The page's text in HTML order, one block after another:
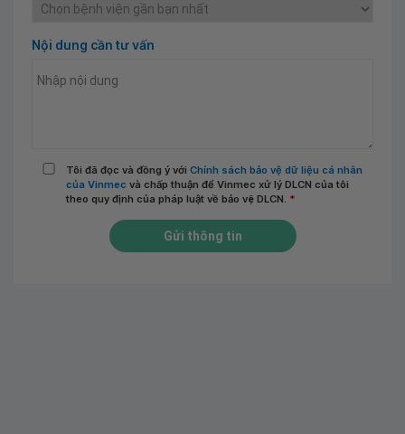
Nội dung cần tư vấn
Tôi đã đọc và đồng ý với Chính sách bảo vệ dữ liệu cá nhân
của Vinmec và chấp thuận để Vinmec xử lý DLCN của tôi
theo quy định của pháp luật về bảo vệ DLCN. *
Gửi thông tin